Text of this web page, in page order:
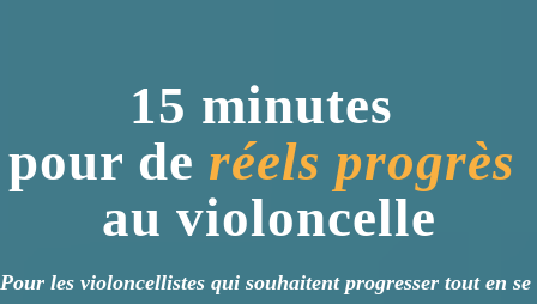
15 minutes
pour de réels progrès
au violoncelle
Pour les violoncellistes qui souhaitent progresser tout en se